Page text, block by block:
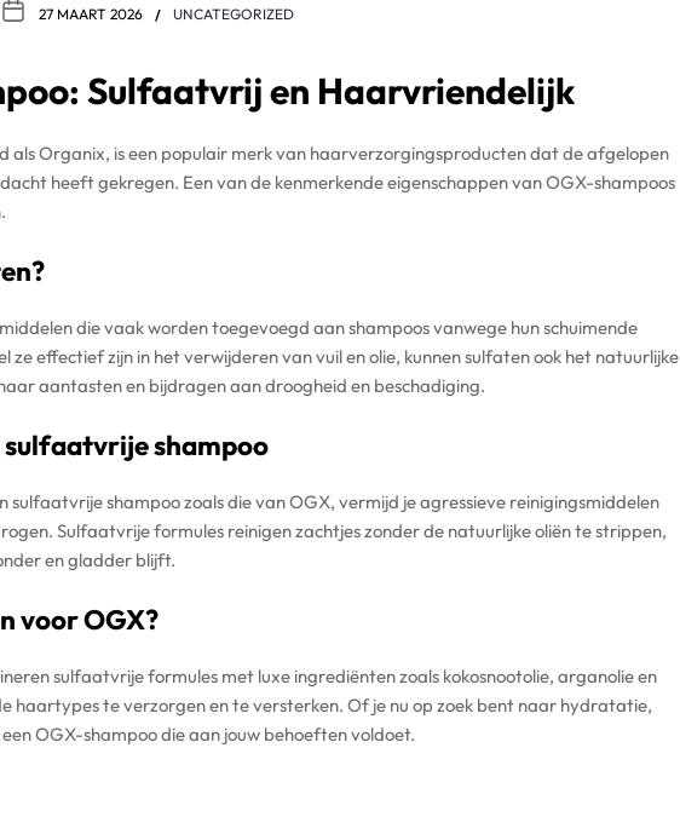
27 MAART 2026 UNCATEGORIZED
Sulfaatvrij en Haarvriendelijk
als Organix, is een populair merk van haarverzorgingsproducten dat de afgelopen
heeft gekregen. Een van de kenmerkende eigenschappen van OGX-shampoos
die vaak worden toegevoegd aan shampoos vanwege hun schuimende
ze effectief zijn in het verwijderen van vuil en olie, kunnen sulfaten ook het natuurlijke
aantasten en bijdragen aan droogheid en beschadiging.
sulfaatvrije shampoo
sulfaatvrije shampoo zoals die van OGX, vermijd je agressieve reinigingsmiddelen
Sulfaatvrije formules reinigen zachtjes zonder de natuurlijke oliën te strippen,
en gladder blijft.
voor OGX?
sulfaatvrije formules met luxe ingrediënten zoals kokosnootolie, arganolie en
haartypes te verzorgen en te versterken. Of je nu op zoek bent naar hydratatie,
OGX-shampoo die aan jouw behoeften voldoet.